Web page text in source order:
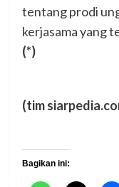
tentang prodi
kerjasama yang
(*)
(tim
Bagikan ini: